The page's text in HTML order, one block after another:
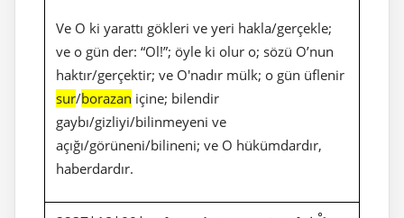
Ve O ki yarattı gökleri ve yeri hakla/gerçekle;
ve o gün der: “Ol!”; öyle ki olur o; sözü O’nun
haktır/gerçektir; ve O'nadır mülk; o gün üflenir
sur/borazan içine; bilendir
gaybı/gizliyi/bilinmeyeni ve
açığı/görüneni/bilineni; ve O hükümdardır,
haberdardır.